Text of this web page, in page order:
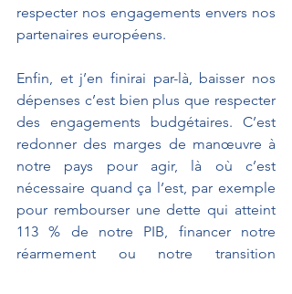
respecter nos engagements envers nos
partenaires européens.
Enfin, et j’en finirai par-là, baisser nos
dépenses c’est bien plus que respecter
des engagements budgétaires. C’est
redonner des marges de manœuvre à
notre pays pour agir, là où c’est
nécessaire quand ça l’est, par exemple
pour rembourser une dette qui atteint
113 % de notre PIB, financer notre
réarmement ou notre transition